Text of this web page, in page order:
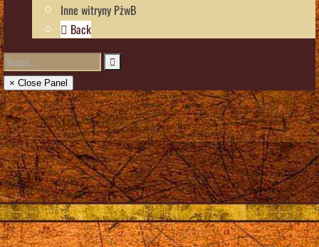
Inne witryny PżwB
Back
× Close Panel